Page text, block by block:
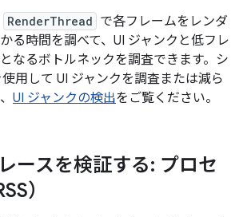
RenderThread で各フレームをレンダ
る時間を調べて、UI ジャンクと低フレ
なるボトルネックを調査できます。シ
用して UI ジャンクを調査または減ら
UI ジャンクの検出をご覧ください。
ースを検証する: プロセ
）